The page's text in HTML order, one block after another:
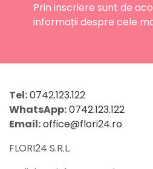
Prin inscriere sunt de
informații despre cele
Tel:0742.123.122
WhatsApp:0742.123.122
Email:office@flori24.ro
FLORI24 S.R.L.